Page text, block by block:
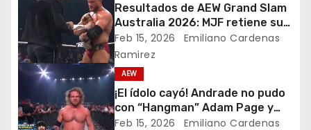
c
i
ó
n
Resultados de AEW Grand Slam
Australia 2026: MJF retiene su
campeonato mundial de AEW;
Andrade cae ante “Hangman”
Adam Page
Feb 15, 2026
Emiliano Cardenas
Ramirez
AEW
¡El ídolo cayó! Andrade no pudo
con “Hangman” Adam Page y
pierde la oportunidad por el
Feb 15, 2026
Emiliano Cardenas